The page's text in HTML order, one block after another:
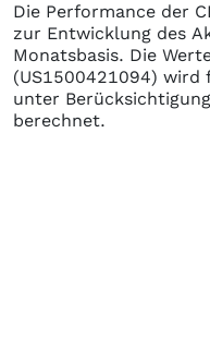
Die Performance der
zur Entwicklung des
Monatsbasis. Die
(US1500421094) wird
unter
berechnet.